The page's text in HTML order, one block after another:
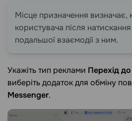
Місце призначення визначає,
користувача після
подальшої взаємодії з ним.
Укажіть тип реклами Перехід
виберіть додаток для обміну
Messenger.